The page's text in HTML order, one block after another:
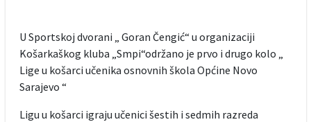
U Sportskoj dvorani „ Goran Čengić“ u organizaciji
Košarkaškog kluba „Smpi“održano je prvo i drugo kolo „
Lige u košarci učenika osnovnih škola Općine Novo
Sarajevo “
Ligu u košarci igraju učenici šestih i sedmih razreda